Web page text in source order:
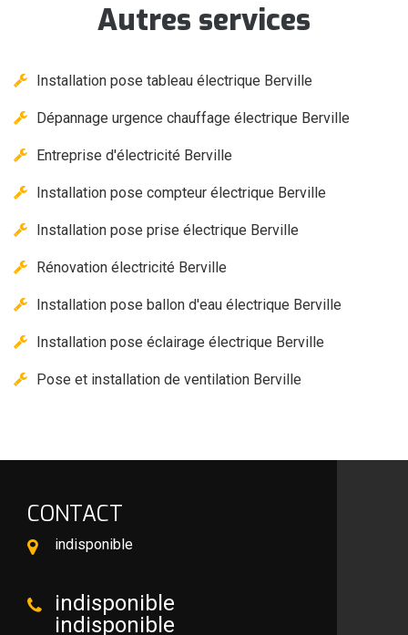
Autres services
Installation pose tableau électrique Berville
Dépannage urgence chauffage électrique Berville
Entreprise d'électricité Berville
Installation pose compteur électrique Berville
Installation pose prise électrique Berville
Rénovation électricité Berville
Installation pose ballon d'eau électrique Berville
Installation pose éclairage électrique Berville
Pose et installation de ventilation Berville
CONTACT
indisponible
indisponible
indisponible